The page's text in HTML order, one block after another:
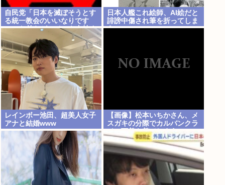
自民党「日本を滅ぼそうとす
る統一教会のいいなりです
w」 お前らがコイツを支持す
日本人艦これ絵師、AI絵だと
誹謗中傷され筆を折ってしま
う
レインボー池田、超美人女子
アナと結婚www
【画像】松本いちかさん、メ
スガキの分際でカルバンクラ
イン下着を着てしまうwww